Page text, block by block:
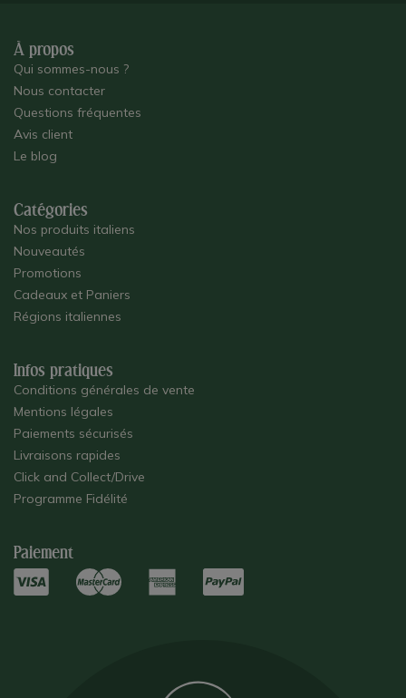
À propos
Qui sommes-nous ?
Nous contacter
Questions fréquentes
Avis client
Le blog
Catégories
Nos produits italiens
Nouveautés
Promotions
Cadeaux et Paniers
Régions italiennes
Infos pratiques
Conditions générales de vente
Mentions légales
Paiements sécurisés
Livraisons rapides
Click and Collect/Drive
Programme Fidélité
Paiement